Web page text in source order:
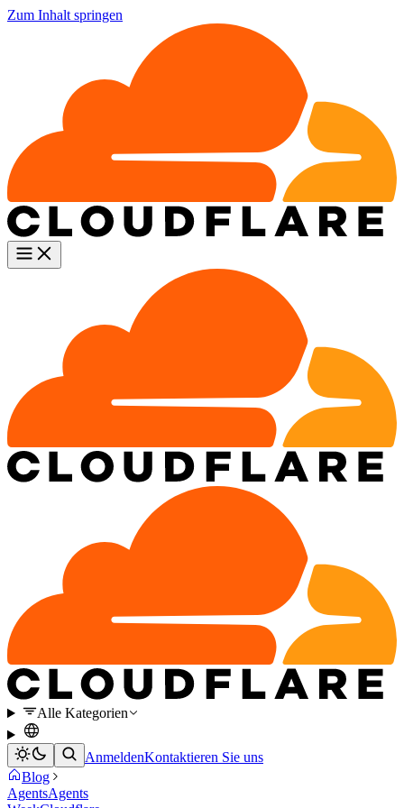
Zum Inhalt springen
Alle Kategorien
AnmeldenKontaktieren Sie uns
Blog
AgentsAgents